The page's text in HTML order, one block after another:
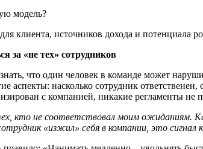
модель?
клиента, источников дохода и потенциала
за «не тех» сотрудников
что один человек в команде может
аспекты: насколько сотрудник
с компанией, никакие регламенты не
кто не соответствовал моим
«изжил» себя в компании, это сигнал